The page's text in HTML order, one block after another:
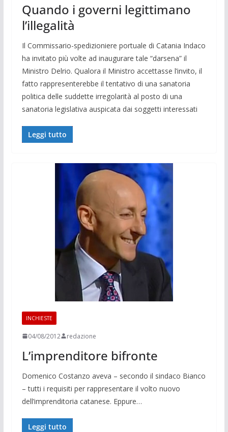
Quando i governi legittimano
l’illegalità
Il Commissario-spedizioniere portuale di Catania Indaco
ha invitato più volte ad inaugurare tale “darsena” il
Ministro Delrio. Qualora il Ministro accettasse l’invito, il
fatto rappresenterebbe il tentativo di una sanatoria
politica delle suddette irregolarità al posto di una
sanatoria legislativa auspicata dai soggetti interessati
Leggi tutto
INCHIESTE
04/08/2012 redazione
L’imprenditore bifronte
Domenico Costanzo aveva – secondo il sin­daco Bianco
– tutti i re­quisiti per rappresenta­re il volto nuovo
dell’imprenditoria cata­nese. Eppure…
Leggi tutto